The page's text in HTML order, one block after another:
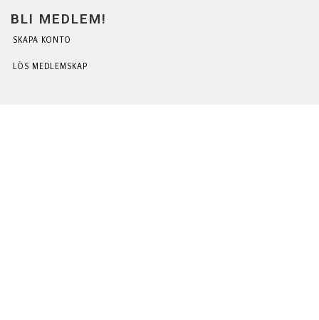
BLI MEDLEM!
SKAPA KONTO
LÖS MEDLEMSKAP